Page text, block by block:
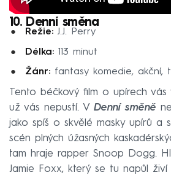
10. Denní směna
Režie:J.J. Perry
Délka:113 minut
Žánr:fantasy komedie, akční,
Tento béčkový film o upírech
už vás nepustí. V Denní směně
jako spíš o skvělé masky upírů a
scén plných úžasných
tam hraje rapper Snoop Dogg.
Jamie Foxx, který se tu napůl